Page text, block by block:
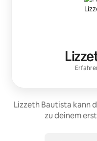
Lizzeth Bautista kann
zu deinem